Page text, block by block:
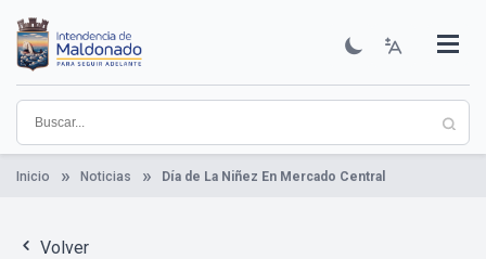
contenido
principal
Institucional
Municipios
Descubre Maldonado
Comunicación
Servicios
Guía De Trámites
Ver Noticias
Inicio Noticias Día de La Niñez En Mercado Central
Volver